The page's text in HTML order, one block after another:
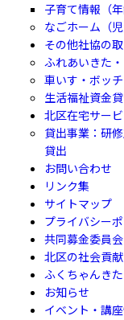
子育て情報（年
なごホーム（児
その他社協の
ふれあいきた
車いす・ボッ
生活福祉資金
北区在宅サー
貸出事業：研
貸出
お問い合わせ
リンク集
サイトマップ
プライバシー
共同募金委員会
北区の社会貢
ふくちゃんき
お知らせ
イベント・講